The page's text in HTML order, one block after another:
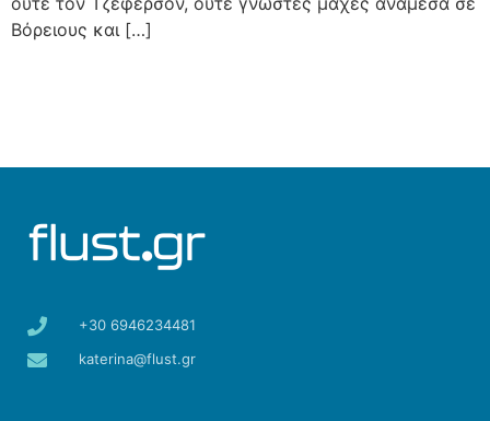
Βόρειους και […]
+30 6946234481
katerina@flust.gr